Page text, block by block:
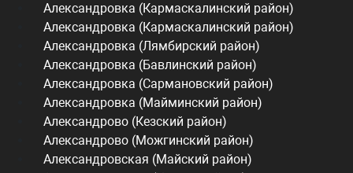
Александровка (Кармаскалинский район)
Александровка (Кармаскалинский район)
Александровка (Лямбирский район)
Александровка (Бавлинский район)
Александровка (Сармановский район)
Александровка (Майминский район)
Александрово (Кезский район)
Александрово (Можгинский район)
Александровская (Майский район)